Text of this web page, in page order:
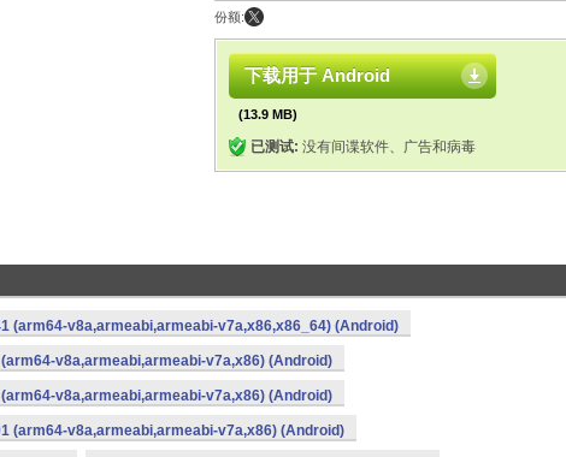
份额:
下载用于 Android
(13.9 MB)
已测试: 没有间谍软件、广告和病毒
(arm64-v8a,armeabi,armeabi-v7a,x86,x86_64) (Android)
v8a,armeabi,armeabi-v7a,x86) (Android)
v8a,armeabi,armeabi-v7a,x86) (Android)
(arm64-v8a,armeabi,armeabi-v7a,x86) (Android)